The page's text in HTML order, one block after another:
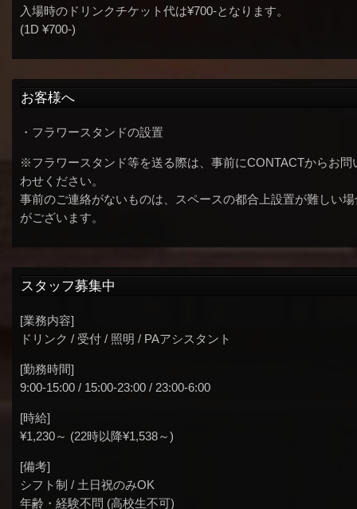
入場時のドリンクチケット代は¥700-となります。
(1D ¥700-)
お客様へ
・フラワースタンドの設置
※フラワースタンド等を送る際は、事前にCONTACTからお問
わせください。
事前のご連絡がないものは、スペースの都合上設置が難しい場
がございます。
スタッフ募集中
[業務内容]
ドリンク / 受付 / 照明 / PAアシスタント
[勤務時間]
9:00-15:00 / 15:00-23:00 / 23:00-6:00
[時給]
¥1,230～ (22時以降¥1,538～)
[備考]
シフト制 / 土日祝のみOK
年齢・経験不問 (高校生不可)